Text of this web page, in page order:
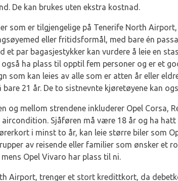
De kan brukes uten ekstra kostnad.
som er tilgjengelige på Tenerife North
eller fritidsformål, med bare én
et par bagasjestykker kan vurdere å leie en
ha plass til opptil fem personer og er et
som kan leies av alle som er atten år eller
21 år. De to sistnevnte kjøretøyene kan
og mellom strendene inkluderer Opel Corsa,
aircondition. Sjåføren må være 18 år og ha
i minst to år, kan leie større biler som
av reisende eller familier som ønsker et
Opel Vivaro har plass til ni.
Airport, trenger et stort kredittkort, da